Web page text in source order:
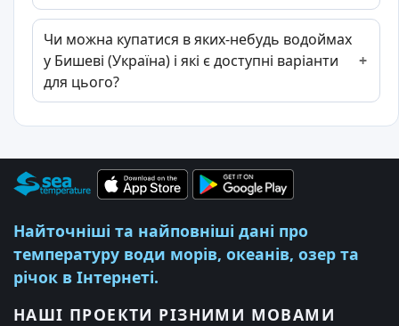
Чи можна купатися в яких-небудь водоймах
у Бишеві (Україна) і які є доступні варіанти
для цього?
Найточніші та найповніші дані про
температуру води морів, океанів, озер та
річок в Інтернеті.
НАШІ ПРОЕКТИ РІЗНИМИ МОВАМИ